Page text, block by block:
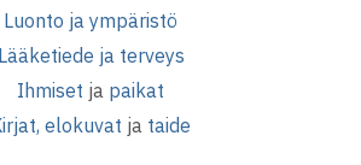
Luonto ja ympäristö
Lääketiede ja terveys
Ihmiset ja paikat
elokuvat ja taide